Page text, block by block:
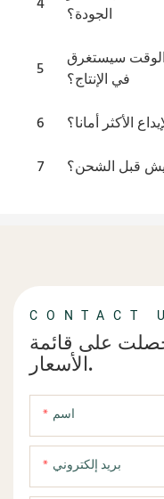
الجودة؟
5
سيستغرق
في الإنتاج؟
6
الأكثر أمانا؟
7
قبل الشحن؟
CONTACT
على قائمة
الأسعار.
اسم
بريد إلكتروني